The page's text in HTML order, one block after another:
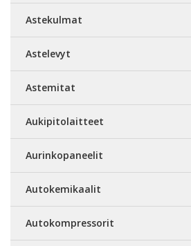
Astekulmat
Astelevyt
Astemitat
Aukipitolaitteet
Aurinkopaneelit
Autokemikaalit
Autokompressorit